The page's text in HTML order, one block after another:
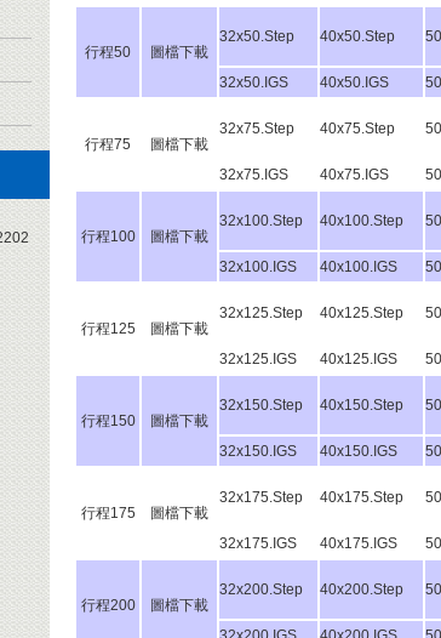
行程50 圖檔下載
32x50.Step 40x50.Step
32x50.IGS 40x50.IGS
行程75 圖檔下載
32x75.Step 40x75.Step
32x75.IGS 40x75.IGS
行程100 圖檔下載
32x100.Step 40x100.Step
32x100.IGS 40x100.IGS
行程125 圖檔下載
32x125.Step 40x125.Step
32x125.IGS 40x125.IGS
行程150 圖檔下載
32x150.Step 40x150.Step
32x150.IGS 40x150.IGS
行程175 圖檔下載
32x175.Step 40x175.Step
32x175.IGS 40x175.IGS
行程200 圖檔下載
32x200.Step 40x200.Step